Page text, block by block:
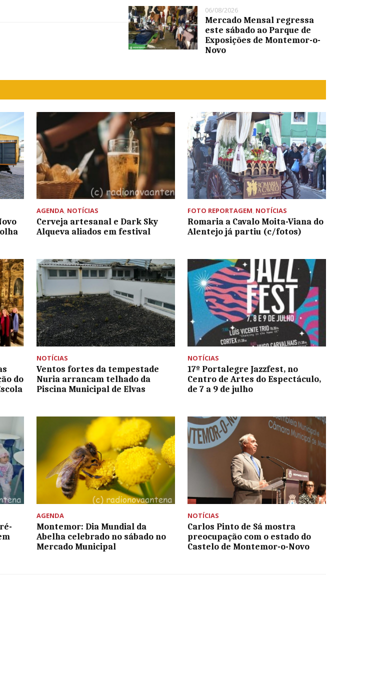
06/08/2026
Mercado Mensal regressa
este sábado ao Parque de
Exposições de Montemor-o-
Novo
AGENDA, NOTÍCIAS
Cerveja artesanal e Dark Sky
Alqueva aliados em festival
FOTO REPORTAGEM, NOTÍCIAS
Romaria a Cavalo Moita-Viana do
Alentejo já partiu (c/fotos)
do
NOTÍCIAS
Ventos fortes da tempestade
Nuria arrancam telhado da
Piscina Municipal de Elvas
NOTÍCIAS
17º Portalegre Jazzfest, no
Centro de Artes do Espectáculo,
de 7 a 9 de julho
AGENDA
Montemor: Dia Mundial da
Abelha celebrado no sábado no
Mercado Municipal
NOTÍCIAS
Carlos Pinto de Sá mostra
preocupação com o estado do
Castelo de Montemor-o-Novo